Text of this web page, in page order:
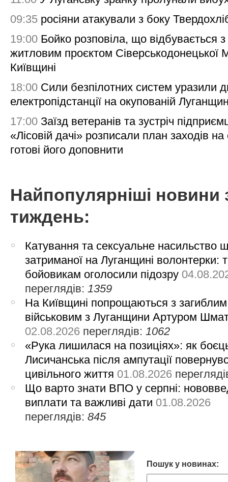
09:35 росіяни атакували з боку
19:00 Бойко розповіла, що відбувається з
житловим проєктом Сіверськодонецької
Київщині
18:00 Сили безпілотних систем уразили
електропідстанції на окупованій
17:00 Заїзд ветеранів та зустріч
«Лісовій дачі» розписали план заходів на
готові його доповнити
Найпопулярніші новини
тиждень:
Катування та сексуальне насильство
затриманої на Луганщині волонтерки:
бойовикам оголосили підозру
переглядів:1359
На Київщині попрощаються з загиблим
військовим з Луганщини Артуром
02.08.2026 переглядів:1062
«Рука лишилася на позиціях»: як
Лисичанська після ампутації
цивільного життя 01.08.2026
Що варто знати ВПО у серпні:
виплати та важливі дати 01.08.2026
переглядів:845
Пошук у новинах: